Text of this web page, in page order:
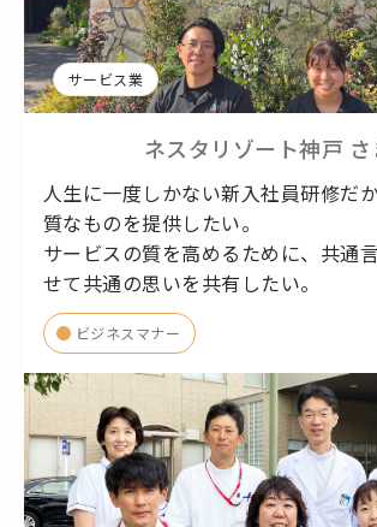
サービス業
ネスタリゾート神戸
人生に一度しかない新入社員研修だ
質なものを提供したい。
サービスの質を高めるために、共通
せて共通の思いを共有したい。
ビジネスマナー